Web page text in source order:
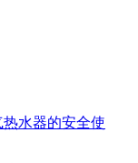
热水器的安全使